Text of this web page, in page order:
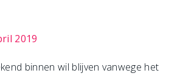
2019
binnen wil blijven vanwege het